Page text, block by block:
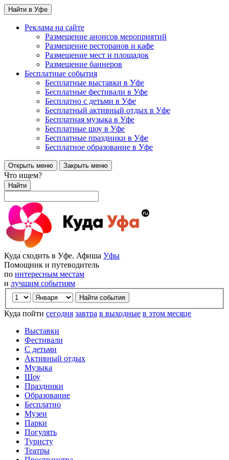
Найти в Уфе
Реклама на сайте
Размещение анонсов мероприятий
Размещение ресторанов и кафе
Размещение мест и площадок
Размещение баннеров
Бесплатные события
Бесплатные выставки в Уфе
Бесплатные фестивали в Уфе
Бесплатно с детьми в Уфе
Бесплатный активный отдых в Уфе
Бесплатная музыка в Уфе
Бесплатные шоу в Уфе
Бесплатные праздники в Уфе
Бесплатное образование в Уфе
Открыть меню Закрыть меню
Что ищем?
Найти
Куда сходить в Уфе. Афиша Уфы
Помощник и путеводитель
по интересным местам
и лучшим событиям
Куда пойти сегодня завтра в выходные в этом месяце
Выставки
Фестивали
С детьми
Активный отдых
Музыка
Шоу
Праздники
Образование
Бесплатно
Музеи
Парки
Погулять
Туристу
Театры